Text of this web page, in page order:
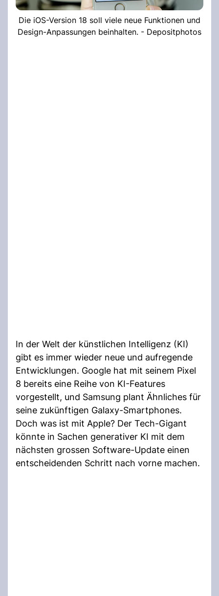
Die iOS-Version 18 soll viele neue Funktionen und
Design-Anpassungen beinhalten. - Depositphotos
In der Welt der künstlichen Intelligenz (KI)
gibt es immer wieder neue und aufregende
Entwicklungen. Google hat mit seinem Pixel
8 bereits eine Reihe von KI-Features
vorgestellt, und Samsung plant Ähnliches für
seine zukünftigen Galaxy-Smartphones.
Doch was ist mit Apple? Der Tech-Gigant
könnte in Sachen generativer KI mit dem
nächsten grossen Software-Update einen
entscheidenden Schritt nach vorne machen.